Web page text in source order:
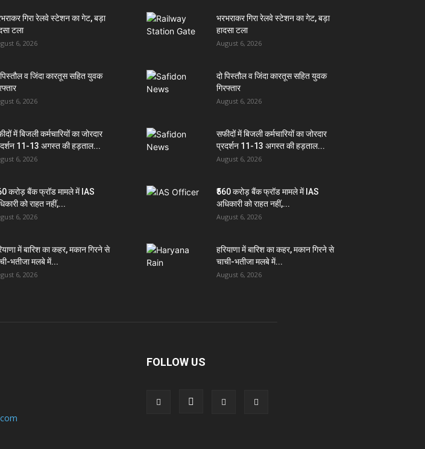
गिरा रेलवे स्टेशन का गेट, बड़ा
टला
6, 2026
पिस्तौल व जिंदा कारतूस सहित युवक
6, 2026
में बिजली कर्मचारियों का जोरदार
11-13 अगस्त की हड़ताल...
6, 2026
करोड़ बैंक फ्रॉड मामले में IAS
को राहत नहीं,...
6, 2026
में बारिश का कहर, मकान गिरने से
भतीजा मलबे में...
6, 2026
भरभराकर गिरा रेलवे स्टेशन का गेट, बड़ा
हादसा टला
August 6, 2026
दो पिस्तौल व जिंदा कारतूस सहित युवक
गिरफ्तार
August 6, 2026
सफीदों में बिजली कर्मचारियों का जोरदार
प्रदर्शन 11-13 अगस्त की हड़ताल...
August 6, 2026
₹560 करोड़ बैंक फ्रॉड मामले में IAS
अधिकारी को राहत नहीं,...
August 6, 2026
हरियाणा में बारिश का कहर, मकान गिरने से
चाची-भतीजा मलबे में...
August 6, 2026
FOLLOW US